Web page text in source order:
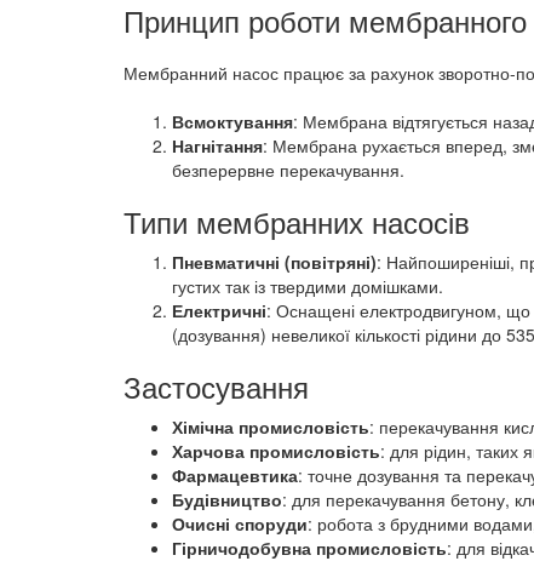
Принцип роботи мембранного
Мембранний насос працює за рахунок зворотно-
Всмоктування: Мембрана відтягується
Нагнітання: Мембрана рухається вперед,
безперервне перекачування.
Типи мембранних насосів
Пневматичні (повітряні): Найпоширеніші,
густих так із твердими домішками.
Електричні: Оснащені електродвигуном, що
(дозування) невеликої кількості рідини до
Застосування
Хімічна промисловість: перекачування
Харчова промисловість: для рідин, таких
Фармацевтика: точне дозування та
Будівництво: для перекачування бетону,
Очисні споруди: робота з брудними
Гірничодобувна промисловість: для